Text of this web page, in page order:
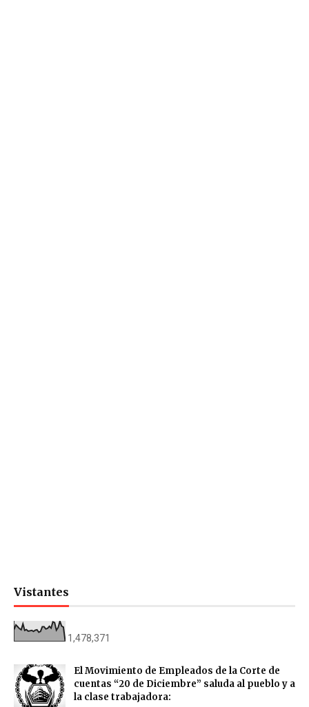
Vistantes
1,478,371
El Movimiento de Empleados de la Corte de
cuentas “20 de Diciembre” saluda al pueblo y a
la clase trabajadora: